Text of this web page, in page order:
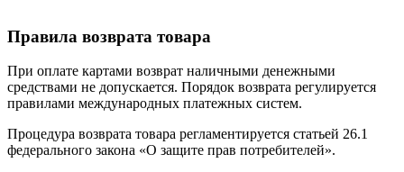
Правила возврата товара
При оплате картами возврат наличными денежными
средствами не допускается. Порядок возврата регулируется
правилами международных платежных систем.
Процедура возврата товара регламентируется статьей 26.1
федерального закона «О защите прав потребителей».